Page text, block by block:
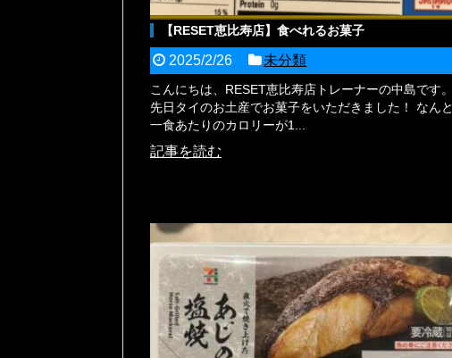
【RESET恵比寿店】食べれるお菓子
2025/2/26 未分類
こんにちは、RESET恵比寿店トレーナーの中島です。
先日タイのお土産でお菓子をいただきました！ なんと
一食あたりのカロリーが1...
記事を読む